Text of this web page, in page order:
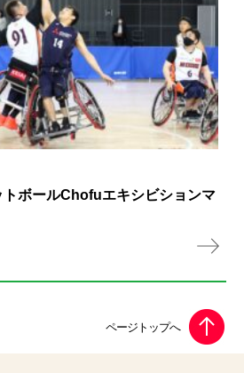
ボールChofuエキシビションマ